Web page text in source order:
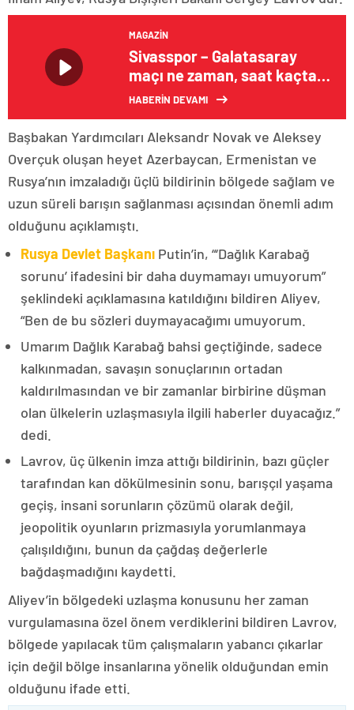
MAGAZIN
Sivasspor – Galatasaray
maçı ne zaman, saat kaçta,
hangi kanalda?
HABERİN DEVAMI
Başbakan Yardımcıları Aleksandr Novak ve Aleksey
Overçuk oluşan heyet Azerbaycan, Ermenistan ve
Rusya’nın imzaladığı üçlü bildirinin bölgede sağlam ve
uzun süreli barışın sağlanması açısından önemli adım
olduğunu açıklamıştı.
Rusya Devlet Başkanı Putin’in, “‘Dağlık Karabağ
sorunu’ ifadesini bir daha duymamayı umuyorum”
şeklindeki açıklamasına katıldığını bildiren Aliyev,
“Ben de bu sözleri duymayacağımı umuyorum.
Umarım Dağlık Karabağ bahsi geçtiğinde, sadece
kalkınmadan, savaşın sonuçlarının ortadan
kaldırılmasından ve bir zamanlar birbirine düşman
olan ülkelerin uzlaşmasıyla ilgili haberler duyacağız.”
dedi.
Lavrov, üç ülkenin imza attığı bildirinin, bazı güçler
tarafından kan dökülmesinin sonu, barışçıl yaşama
geçiş, insani sorunların çözümü olarak değil,
jeopolitik oyunların prizmasıyla yorumlanmaya
çalışıldığını, bunun da çağdaş değerlerle
bağdaşmadığını kaydetti.
Aliyev’in bölgedeki uzlaşma konusunu her zaman
vurgulamasına özel önem verdiklerini bildiren Lavrov,
bölgede yapılacak tüm çalışmaların yabancı çıkarlar
için değil bölge insanlarına yönelik olduğundan emin
olduğunu ifade etti.